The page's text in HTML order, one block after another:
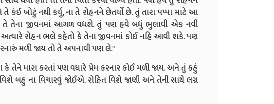
કંઈ ખોટું નથી કર્યું, ના તે રોહનને છેતર્યો છે. તું તારા પપ્પા માટે આ
તે તેના જીવનમાં આગળ વધશે. તું પણ હવે બધું ભુલાવી એક નવી
રોહન ભલે કહેતો કે તેના જીવનમાં કોઈ નહિ આવી શકે. પણ
મળી જાય તો તે અપનાવી પણ લે."
કે તેને મારા કરતાં પણ વધારે પ્રેમ કરનાર કોઈ મળી જાય. અને તું કહું
બહુ ના વિચારવું જોઈએ. રોહિત વિશે જાણી અને તેની સાથે લગ્ન